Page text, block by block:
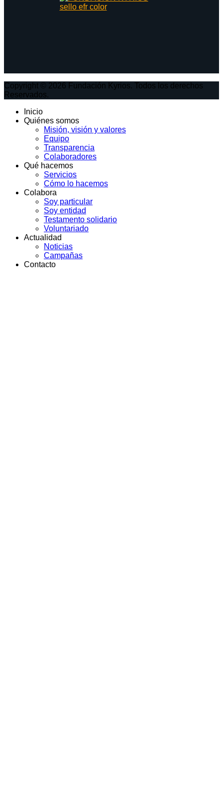
Copyright © 2026 Fundación Kyrios. Todos los derechos
Reservados.
Inicio
Quiénes somos
Misión, visión y valores
Equipo
Transparencia
Colaboradores
Qué hacemos
Servicios
Cómo lo hacemos
Colabora
Soy particular
Soy entidad
Testamento solidario
Voluntariado
Actualidad
Noticias
Campañas
Contacto